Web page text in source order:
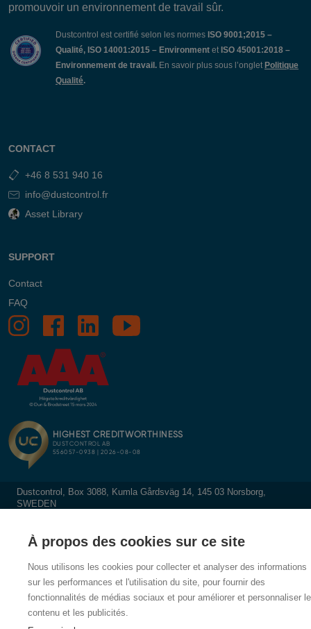
promouvoir un environnement de travail sûr.
Dustcontrol est certifié selon les normes ISO 9001;2015 –
Qualité, ISO 14001:2015 – Environment et ISO 45001:2018 –
Environnement de travail. En savoir plus sous l’onglet Politique
Qualité.
CONTACT
+46 8 531 940 16
info@dustcontrol.fr
Asset Library
SUPPORT
Contact
FAQ
Dustcontrol, Box 3088, Kumla Gårdsväg 14, 145 03 Norsborg,
SWEDEN
À propos des cookies sur ce site
Nous utilisons les cookies pour collecter et analyser des informations
sur les performances et l'utilisation du site, pour fournir des
fonctionnalités de médias sociaux et pour améliorer et personnaliser le
contenu et les publicités.